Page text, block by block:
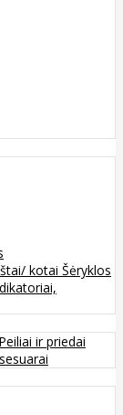
kotai Šėryklos
Peiliai ir priedai